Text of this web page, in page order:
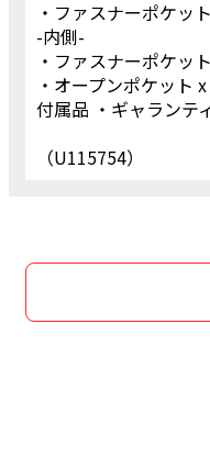
・ファスナーポケッ
-内側-
・ファスナーポケッ
・オープンポケット x
付属品 ・ギャランテ
（U115754）